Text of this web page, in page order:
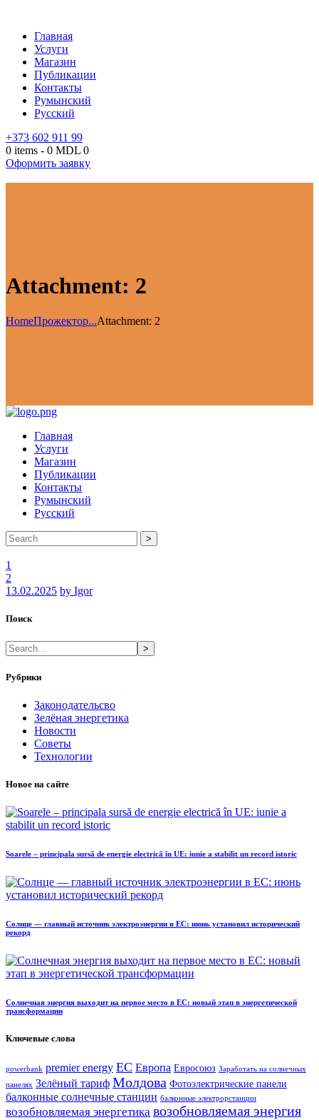
Главная
Услуги
Магазин
Публикации
Контакты
Румынский
Русский
+373 602 911 99
0 items - 0 MDL 0
Оформить заявку
Attachment: 2
HomeПрожектор...Attachment: 2
Главная
Услуги
Магазин
Публикации
Контакты
Румынский
Русский
>
1
2
13.02.2025 by Igor
Поиск
>
Рубрики
Законодательсво
Зелёная энергетика
Новости
Советы
Технологии
Новое на сайте
Soarele – principala sursă de energie electrică în UE: iunie a stabilit un record istoric
Солнце — главный источник электроэнергии в ЕС: июнь установил исторический
рекорд
Солнечная энергия выходит на первое место в ЕС: новый этап в энергетической
трансформации
Ключевые слова
powerbank premier energy ЕС Европа Евросоюз Заработать на солнечных
панелях Зелёный тариф Молдова Фотоэлектрические панели
балконные солнечные станции балконные электрорстанции
возобновляемая энергетика возобновляемая энергия